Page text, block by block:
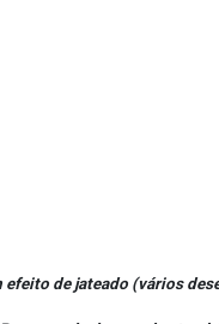
de jateado (vários